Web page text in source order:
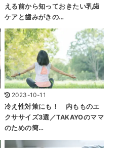
える前から知っておきたい乳歯
ケアと歯みがきの…
2023-10-11
冷え性対策にも！ 内もものエ
クササイズ3選／TAKAYOのママ
のための簡…